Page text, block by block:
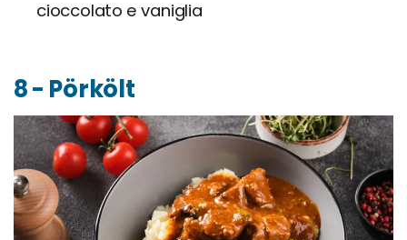
cioccolato e vaniglia
8 - Pörkölt